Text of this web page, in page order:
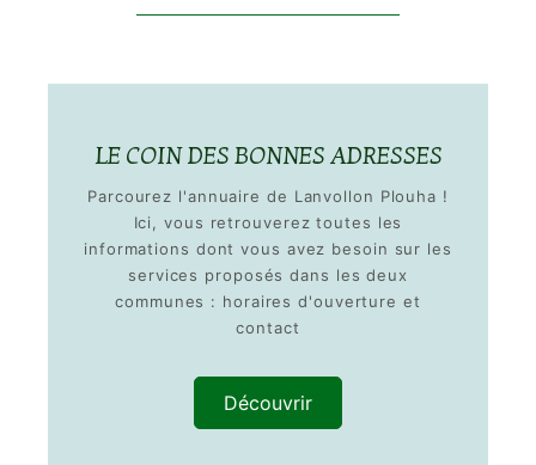
LE COIN DES BONNES ADRESSES
Parcourez l'annuaire de Lanvollon Plouha !
Ici, vous retrouverez toutes les
informations dont vous avez besoin sur les
services proposés dans les deux
communes : horaires d'ouverture et
contact
Découvrir